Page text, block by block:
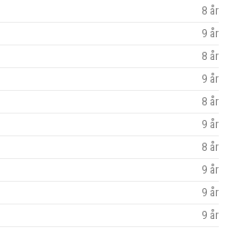
8 år
9 år
8 år
9 år
8 år
9 år
8 år
9 år
9 år
9 år